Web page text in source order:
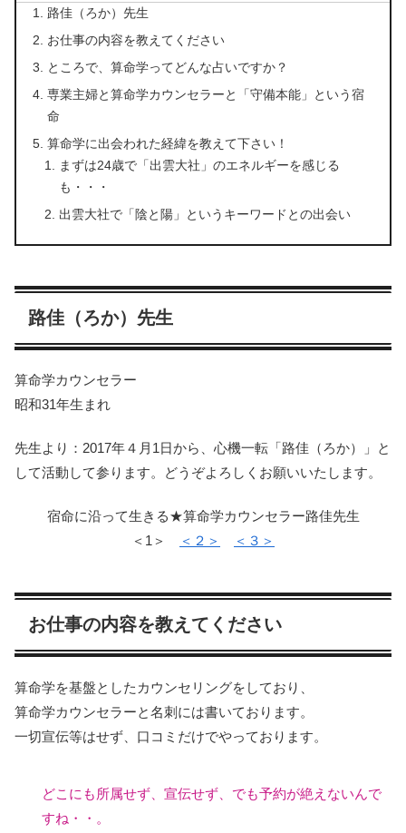
路佳（ろか）先生
お仕事の内容を教えてください
ところで、算命学ってどんな占いですか？
専業主婦と算命学カウンセラーと「守備本能」という宿
命
算命学に出会われた経緯を教えて下さい！
まずは24歳で「出雲大社」のエネルギーを感じる
も・・・
出雲大社で「陰と陽」というキーワードとの出会い
路佳（ろか）先生
算命学カウンセラー
昭和31年生まれ
先生より：2017年４月1日から、心機一転「路佳（ろか）」と
して活動して参ります。どうぞよろしくお願いいたします。
宿命に沿って生きる★算命学カウンセラー路佳先生
＜1＞
＜２＞ ＜３＞
お仕事の内容を教えてください
算命学を基盤としたカウンセリングをしており、
算命学カウンセラーと名刺には書いております。
一切宣伝等はせず、口コミだけでやっております。
どこにも所属せず、宣伝せず、でも予約が絶えないんで
すね・・。